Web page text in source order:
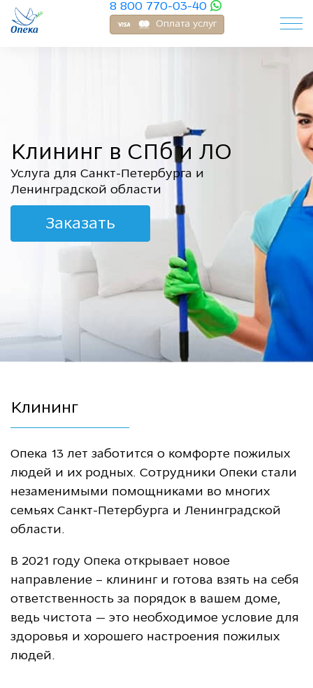
8 800 770-03-40
Оплата услуг
Клининг в СПб и ЛО
Услуга для Санкт-Петербурга и
Ленинградской области
Заказать
Клининг
Опека 13 лет заботится о комфорте пожилых
людей и их родных. Сотрудники Опеки стали
незаменимыми помощниками во многих
семьях Санкт-Петербурга и Ленинградской
области.
В 2021 году Опека открывает новое
направление – клининг и готова взять на себя
ответственность за порядок в вашем доме,
ведь чистота — это необходимое условие для
здоровья и хорошего настроения пожилых
людей.